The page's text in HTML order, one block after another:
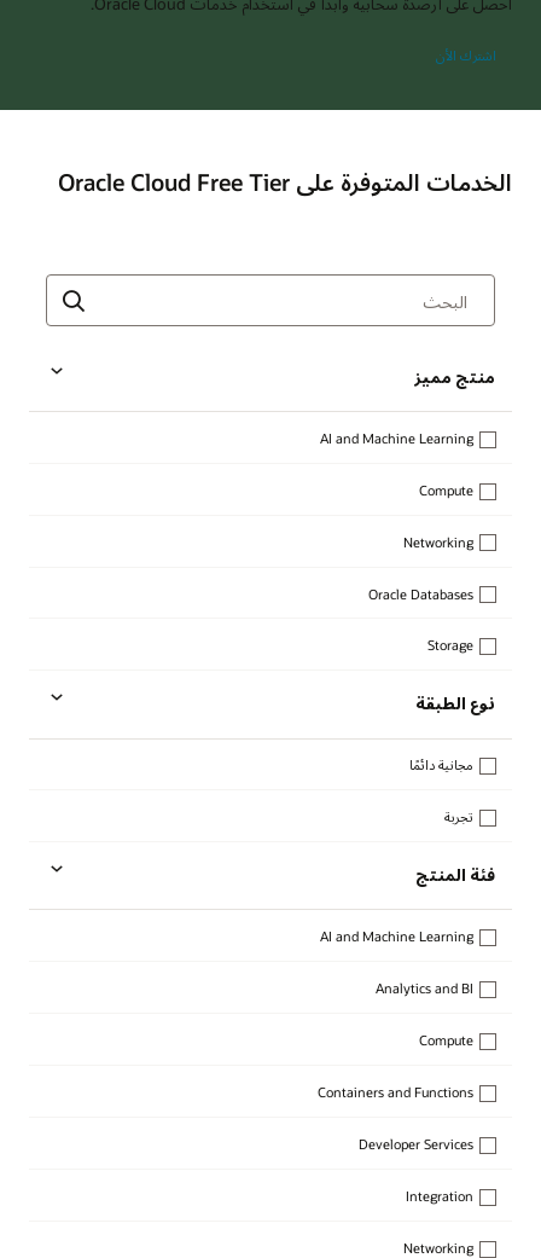
اشترك الأن
الخدمات المتوفرة على Oracle Cloud Free Tier
منتج مميز
AI and Machine Learning
Compute
Networking
Oracle Databases
Storage
نوع الطبقة
مجانية دائمًا
تجربة
فئة المنتج
AI and Machine Learning
Analytics and BI
Compute
Containers and Functions
Developer Services
Integration
Networking